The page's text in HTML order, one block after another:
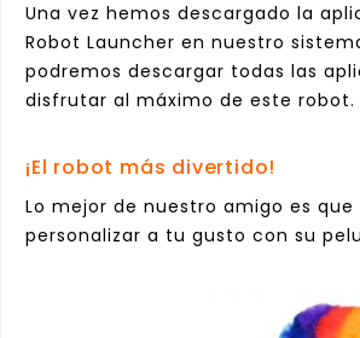
Una vez hemos descargado la
Robot Launcher en nuestro
podremos descargar todas las
disfrutar al máximo de este robot.
¡El robot más divertido!
Lo mejor de nuestro amigo es que
personalizar a tu gusto con su